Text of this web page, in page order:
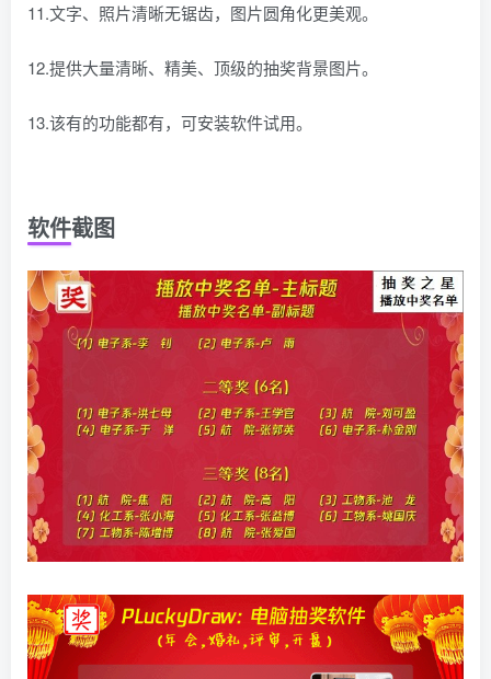
11.文字、照片清晰无锯齿，图片圆角化更美观。
12.提供大量清晰、精美、顶级的抽奖背景图片。
13.该有的功能都有，可安装软件试用。
软件截图